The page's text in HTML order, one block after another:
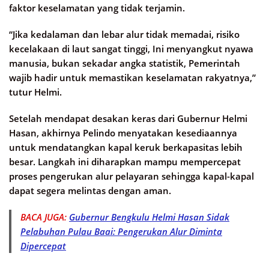
faktor keselamatan yang tidak terjamin.
“Jika kedalaman dan lebar alur tidak memadai, risiko
kecelakaan di laut sangat tinggi, Ini menyangkut nyawa
manusia, bukan sekadar angka statistik, Pemerintah
wajib hadir untuk memastikan keselamatan rakyatnya,”
tutur Helmi.
Setelah mendapat desakan keras dari Gubernur Helmi
Hasan, akhirnya Pelindo menyatakan kesediaannya
untuk mendatangkan kapal keruk berkapasitas lebih
besar. Langkah ini diharapkan mampu mempercepat
proses pengerukan alur pelayaran sehingga kapal-kapal
dapat segera melintas dengan aman.
BACA JUGA: Gubernur Bengkulu Helmi Hasan Sidak
Pelabuhan Pulau Baai: Pengerukan Alur Diminta
Dipercepat